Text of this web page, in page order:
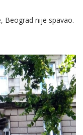
Beograd nije spavao.